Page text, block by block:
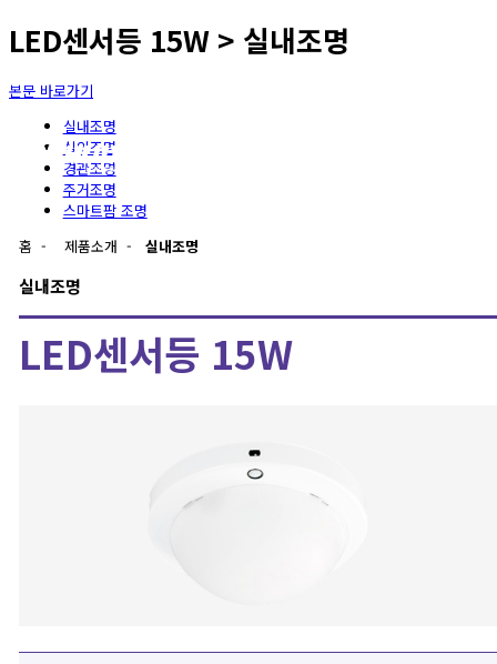
LED센서등 15W > 실내조명
본문 바로가기
실내조명
실외조명
경관조명
주거조명
스마트팜 조명
홈 - 제품소개 - 실내조명
실내조명
LED센서등 15W